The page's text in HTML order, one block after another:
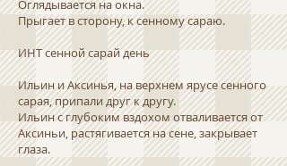
Оглядывается на окна.
Прыгает в сторону, к сенному сараю.
ИНТ сенной сарай день
Ильин и Аксинья, на верхнем ярусе сенного
сарая, припали друг к другу.
Ильин с глубоким вздохом отваливается от
Аксиньи, растягивается на сене, закрывает
глаза.